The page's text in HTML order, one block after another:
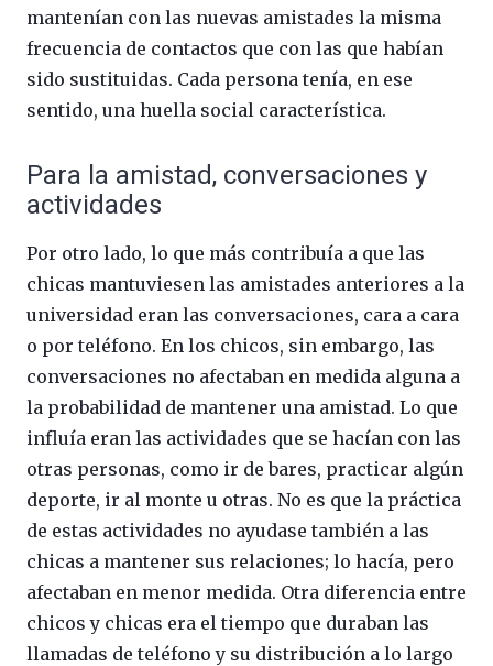
mantenían con las nuevas amistades la misma
frecuencia de contactos que con las que habían
sido sustituidas. Cada persona tenía, en ese
sentido, una huella social característica.
Para la amistad, conversaciones y
actividades
Por otro lado, lo que más contribuía a que las
chicas mantuviesen las amistades anteriores a la
universidad eran las conversaciones, cara a cara
o por teléfono. En los chicos, sin embargo, las
conversaciones no afectaban en medida alguna a
la probabilidad de mantener una amistad. Lo que
influía eran las actividades que se hacían con las
otras personas, como ir de bares, practicar algún
deporte, ir al monte u otras. No es que la práctica
de estas actividades no ayudase también a las
chicas a mantener sus relaciones; lo hacía, pero
afectaban en menor medida. Otra diferencia entre
chicos y chicas era el tiempo que duraban las
llamadas de teléfono y su distribución a lo largo